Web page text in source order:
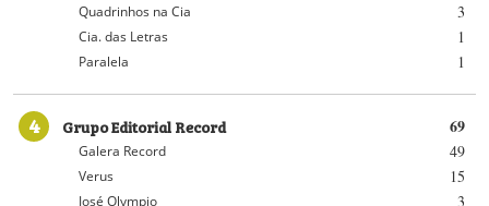
3
Quadrinhos na Cia
1
Cia. das Letras
1
Paralela
4 69
Grupo Editorial Record
49
Galera Record
15
Verus
3
José Olympio